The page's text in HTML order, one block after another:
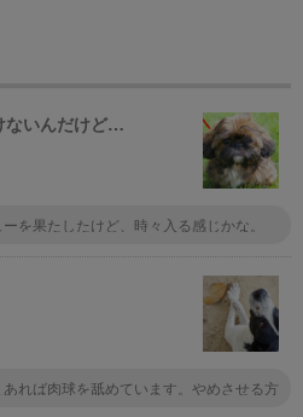
ないんだけど…
を果たしたけど、時々入る感じかな。
れば肉球を舐めています。やめさせる方